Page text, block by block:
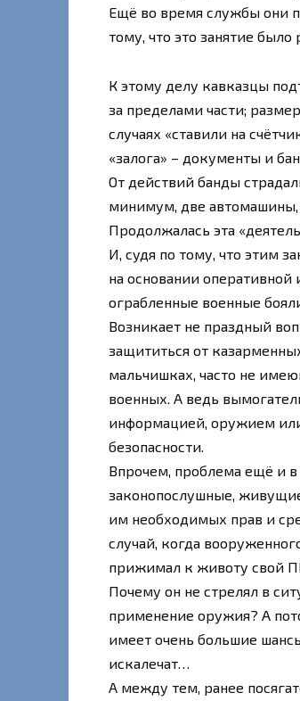
Ещё во время службы они
тому, что это занятие
К этому делу кавказцы
за пределами части;
случаях «ставили на
«залога» – документы и
От действий банды
минимум, две автомашины,
Продолжалась эта
И, судя по тому, что этим
на основании
ограбленные военные
Возникает не праздный
защититься от
мальчишках, часто не
военных. А ведь
информацией, оружием или
безопасности.
Впрочем, проблема ещё и в
законопослушные,
им необходимых прав и
случай, когда
прижимал к животу свой
Почему он не стрелял в
применение оружия? А
имеет очень большие
искалечат…
А между тем, ранее